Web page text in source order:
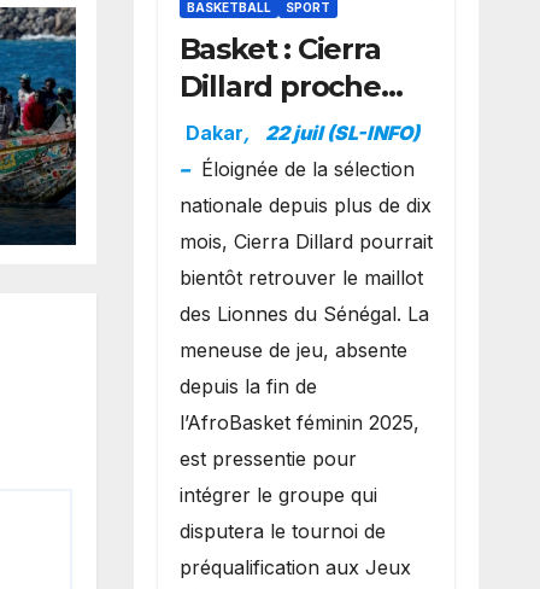
BASKETBALL SPORT
Basket : Cierra
Dillard proche
d’un grand
retour avec les
Lionnes ?
Dakar,
22 juil (SL-INFO)
– Éloignée de la sélection
nationale depuis plus de dix
mois, Cierra Dillard pourrait
bientôt retrouver le maillot
des Lionnes du Sénégal. La
meneuse de jeu, absente
depuis la fin de
l’AfroBasket féminin 2025,
est pressentie pour
intégrer le groupe qui
disputera le tournoi de
préqualification aux Jeux